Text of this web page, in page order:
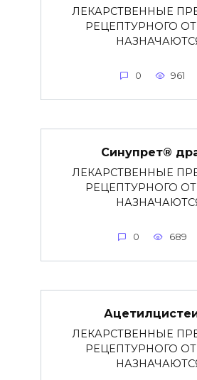
ЛЕКАРСТВЕННЫЕ
РЕЦЕПТУРНОГО
0 961
Синупрет®
ЛЕКАРСТВЕННЫЕ
РЕЦЕПТУРНОГО
0 689
ЛЕКАРСТВЕННЫЕ
РЕЦЕПТУРНОГО